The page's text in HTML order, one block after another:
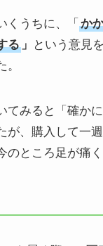
くうちに、「 か
る」
という意見
てみると「確か
が、購入して一
のところ足が痛